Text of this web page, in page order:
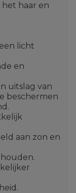
haar en
licht
en
uitslag van
beschermen
aan zon en